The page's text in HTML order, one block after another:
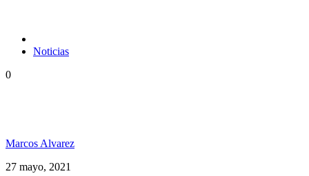
Noticias
0
Marcos Alvarez
27 mayo, 2021